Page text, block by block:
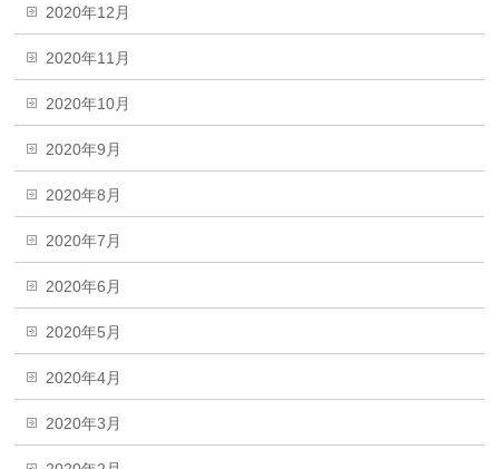
2020年12月
2020年11月
2020年10月
2020年9月
2020年8月
2020年7月
2020年6月
2020年5月
2020年4月
2020年3月